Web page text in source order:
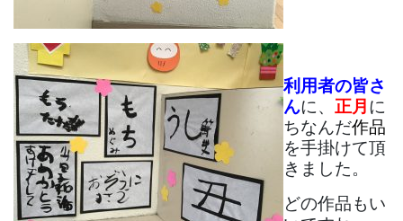
利用者の皆さ
んに、 正月 に
ちなんだ作品
を手掛けて頂
きました。
どの作品もい